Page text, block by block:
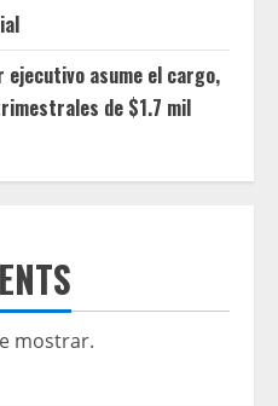
asume el cargo,
de $1.7 mil
mostrar.